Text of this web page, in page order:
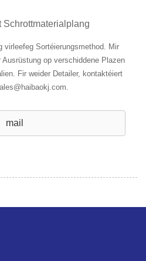
Schrottmaterialplang
virleefeg Sortéierungsmethod. Mir
op verschiddene Plazen
Fir weider Detailer, kontaktéiert
mail